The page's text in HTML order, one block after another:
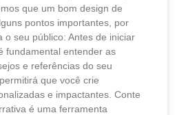
que um bom design de
pontos importantes, por
o seu público: Antes de iniciar
fundamental entender as
e referências do seu
que você crie
e impactantes. Conte
é uma ferramenta